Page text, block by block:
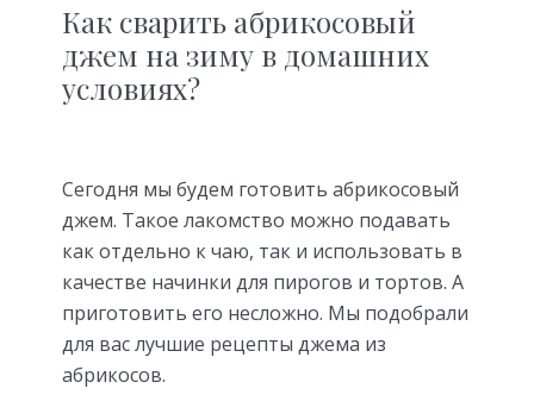
Как сварить абрикосовый
джем на зиму в домашних
условиях?
Сегодня мы будем готовить абрикосовый
джем. Такое лакомство можно подавать
как отдельно к чаю, так и использовать в
качестве начинки для пирогов и тортов. А
приготовить его несложно. Мы подобрали
для вас лучшие рецепты джема из
абрикосов.